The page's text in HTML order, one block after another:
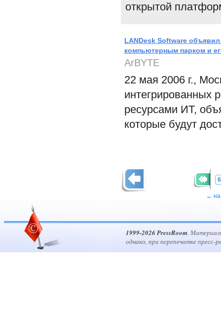
открытой
LANDesk Software
компьютерным парком и
ArBYTE
22 мая 2006 г.,
интегрированных
ресурсами ИТ,
которые будут
← на
1999-2026 PressRoom.
однако, при перепечатке пресс-